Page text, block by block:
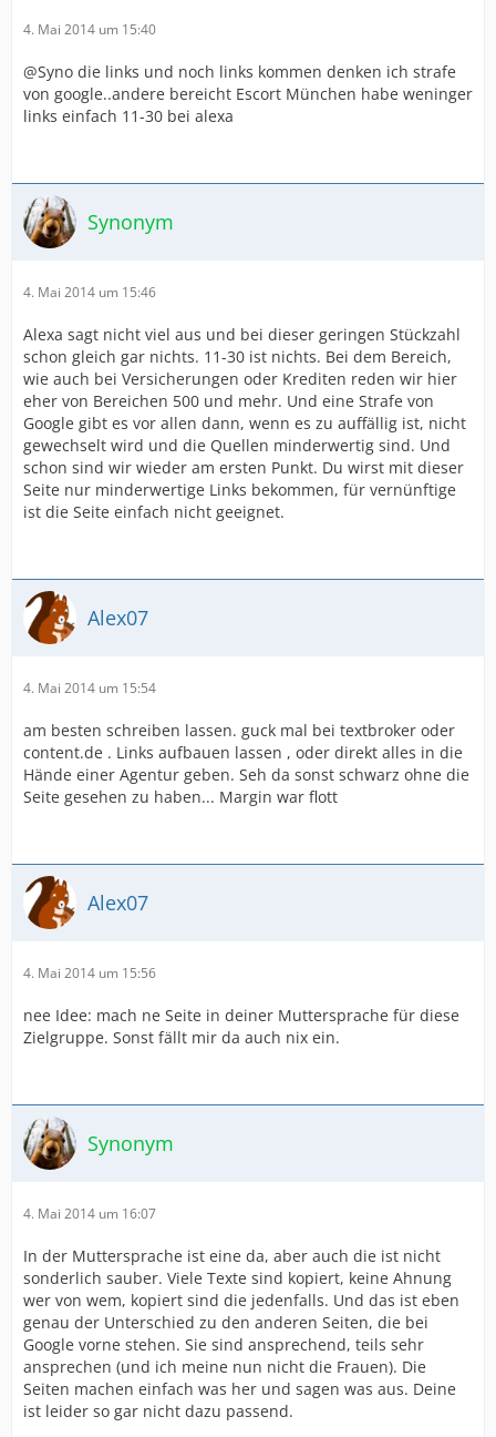
4. Mai 2014 um 15:40
@Syno die links und noch links kommen denken ich strafe
von google..andere bereicht Escort München habe weninger
links einfach 11-30 bei alexa
Synonym
4. Mai 2014 um 15:46
Alexa sagt nicht viel aus und bei dieser geringen Stückzahl
schon gleich gar nichts. 11-30 ist nichts. Bei dem Bereich,
wie auch bei Versicherungen oder Krediten reden wir hier
eher von Bereichen 500 und mehr. Und eine Strafe von
Google gibt es vor allen dann, wenn es zu auffällig ist, nicht
gewechselt wird und die Quellen minderwertig sind. Und
schon sind wir wieder am ersten Punkt. Du wirst mit dieser
Seite nur minderwertige Links bekommen, für vernünftige
ist die Seite einfach nicht geeignet.
Alex07
4. Mai 2014 um 15:54
am besten schreiben lassen. guck mal bei textbroker oder
content.de . Links aufbauen lassen , oder direkt alles in die
Hände einer Agentur geben. Seh da sonst schwarz ohne die
Seite gesehen zu haben... Margin war flott
Alex07
4. Mai 2014 um 15:56
nee Idee: mach ne Seite in deiner Muttersprache für diese
Zielgruppe. Sonst fällt mir da auch nix ein.
Synonym
4. Mai 2014 um 16:07
In der Muttersprache ist eine da, aber auch die ist nicht
sonderlich sauber. Viele Texte sind kopiert, keine Ahnung
wer von wem, kopiert sind die jedenfalls. Und das ist eben
genau der Unterschied zu den anderen Seiten, die bei
Google vorne stehen. Sie sind ansprechend, teils sehr
ansprechen (und ich meine nun nicht die Frauen). Die
Seiten machen einfach was her und sagen was aus. Deine
ist leider so gar nicht dazu passend.